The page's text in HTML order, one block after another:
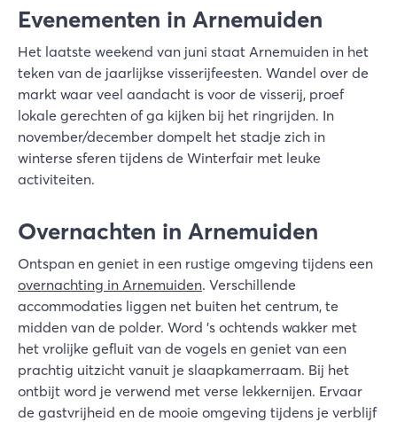
Evenementen in Arnemuiden
Het laatste weekend van juni staat Arnemuiden in het
teken van de jaarlijkse visserijfeesten. Wandel over de
markt waar veel aandacht is voor de visserij, proef
lokale gerechten of ga kijken bij het ringrijden. In
november/december dompelt het stadje zich in
winterse sferen tijdens de Winterfair met leuke
activiteiten.
Overnachten in Arnemuiden
Ontspan en geniet in een rustige omgeving tijdens een
overnachting in Arnemuiden. Verschillende
accommodaties liggen net buiten het centrum, te
midden van de polder. Word 's ochtends wakker met
het vrolijke gefluit van de vogels en geniet van een
prachtig uitzicht vanuit je slaapkamerraam. Bij het
ontbijt word je verwend met verse lekkernijen. Ervaar
de gastvrijheid en de mooie omgeving tijdens je verblijf